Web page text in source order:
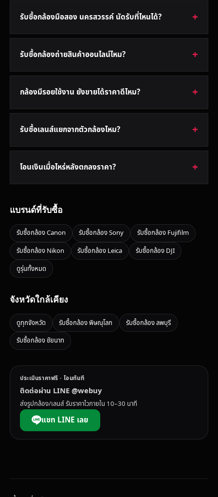
รับซื้อกล้องมือสอง นครสวรรค์ นัดรับที่ไหนได้?
รับซื้อกล้องถ่ายสินค้าออนไลน์ไหม?
กล้องมีรอยใช้งาน ยังขายได้ราคาดีไหม?
รับซื้อเลนส์แยกจากตัวกล้องไหม?
โอนเงินเมื่อไหร่หลังตกลงราคา?
แบรนด์ที่รับซื้อ
รับซื้อกล้อง Canon รับซื้อกล้อง Sony
รับซื้อกล้อง Fujifilm
รับซื้อกล้อง Nikon
รับซื้อกล้อง Leica
รับซื้อกล้อง DJI
ดูรุ่นทั้งหมด
จังหวัดใกล้เคียง
ดูทุกจังหวัด รับซื้อกล้อง พิษณุโลก
รับซื้อกล้อง ลพบุรี
รับซื้อกล้อง ชัยนาท
ประเมินราคาฟรี · โอนทันที
ติดต่อผ่าน LINE @webuy
ส่งรูปกล้อง/เลนส์ รับราคาไวภายใน 10–30 นาที
แชท LINE เลย